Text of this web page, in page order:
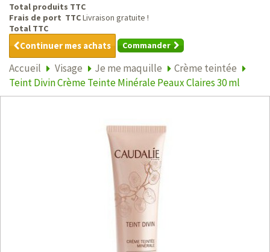
Total produits TTC
Frais de port TTCLivraison gratuite !
Total TTC
Continuer mes achats Commander
Accueil Visage Je me maquille
Crème teintée
Teint Divin Crème Teinte Minérale Peaux Claires 30 ml